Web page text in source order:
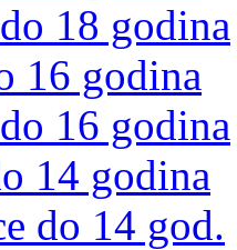
18 godina
16 godina
16 godina
14 godina
do 14 god.